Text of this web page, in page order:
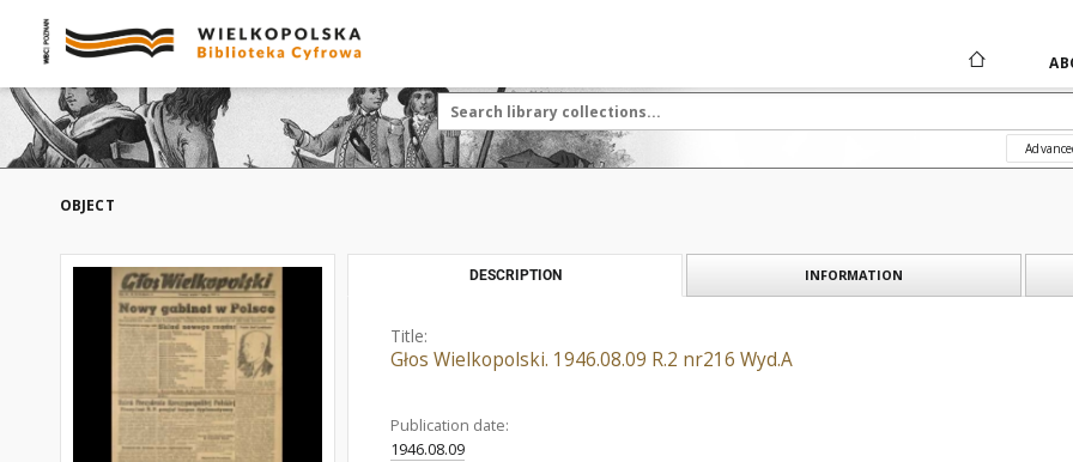
OBJECT
DESCRIPTION INFORMATION
Title:
Głos Wielkopolski. 1946.08.09 R.2 nr216 Wyd.A
Publication date:
1946.08.09